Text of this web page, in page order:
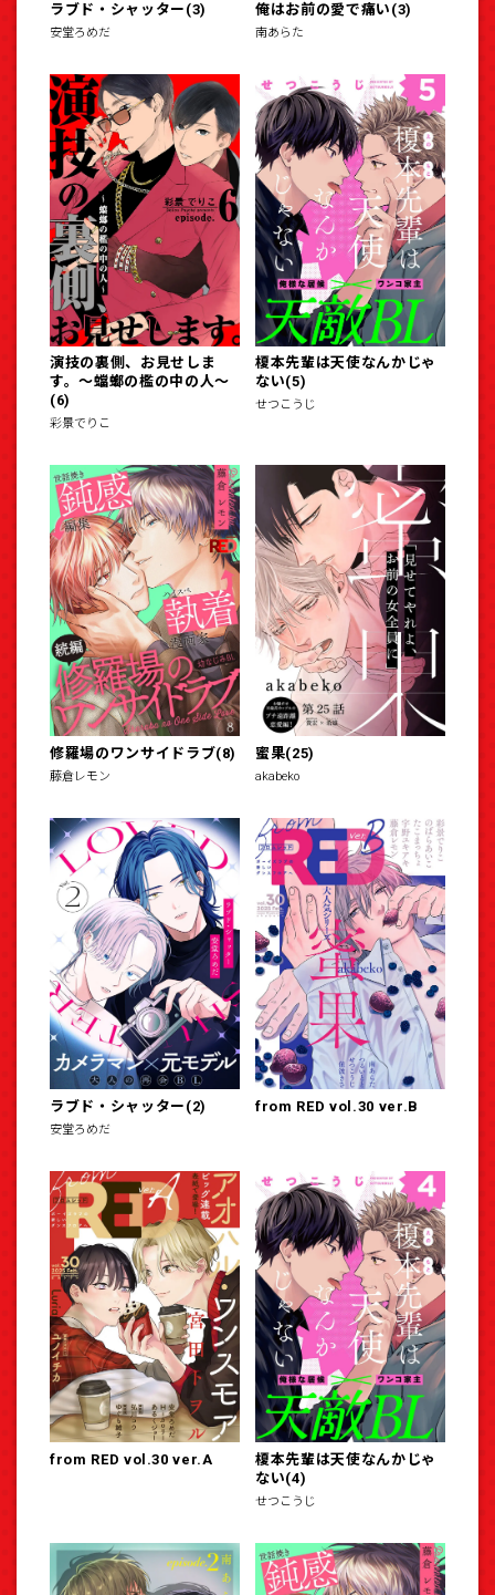
ラブド・シャッター(3)
安堂ろめだ
俺はお前の愛で痛い(3)
南あらた
演技の裏側、お見せしま
す。～蟷螂の檻の中の人～
(6)
彩景でりこ
榎本先輩は天使なんかじゃ
ない(5)
せつこうじ
修羅場のワンサイドラブ(8)
藤倉レモン
蜜果(25)
akabeko
ラブド・シャッター(2)
安堂ろめだ
from RED vol.30 ver.B
from RED vol.30 ver.A
榎本先輩は天使なんかじゃ
ない(4)
せつこうじ